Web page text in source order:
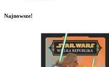
Najnowsze!